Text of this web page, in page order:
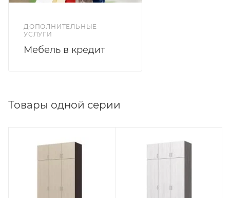
ДОПОЛНИТЕЛЬНЫЕ
УСЛУГИ
Мебель в кредит
Товары одной серии